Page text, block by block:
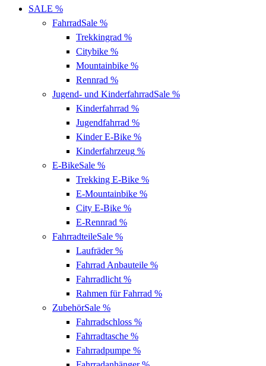
SALE %
FahrradSale %
Trekkingrad %
Citybike %
Mountainbike %
Rennrad %
Jugend- und KinderfahrradSale %
Kinderfahrrad %
Jugendfahrrad %
Kinder E-Bike %
Kinderfahrzeug %
E-BikeSale %
Trekking E-Bike %
E-Mountainbike %
City E-Bike %
E-Rennrad %
FahrradteileSale %
Laufräder%
Fahrrad Anbauteile %
Fahrradlicht %
Rahmen für Fahrrad %
ZubehörSale %
Fahrradschloss %
Fahrradtasche %
Fahrradpumpe %